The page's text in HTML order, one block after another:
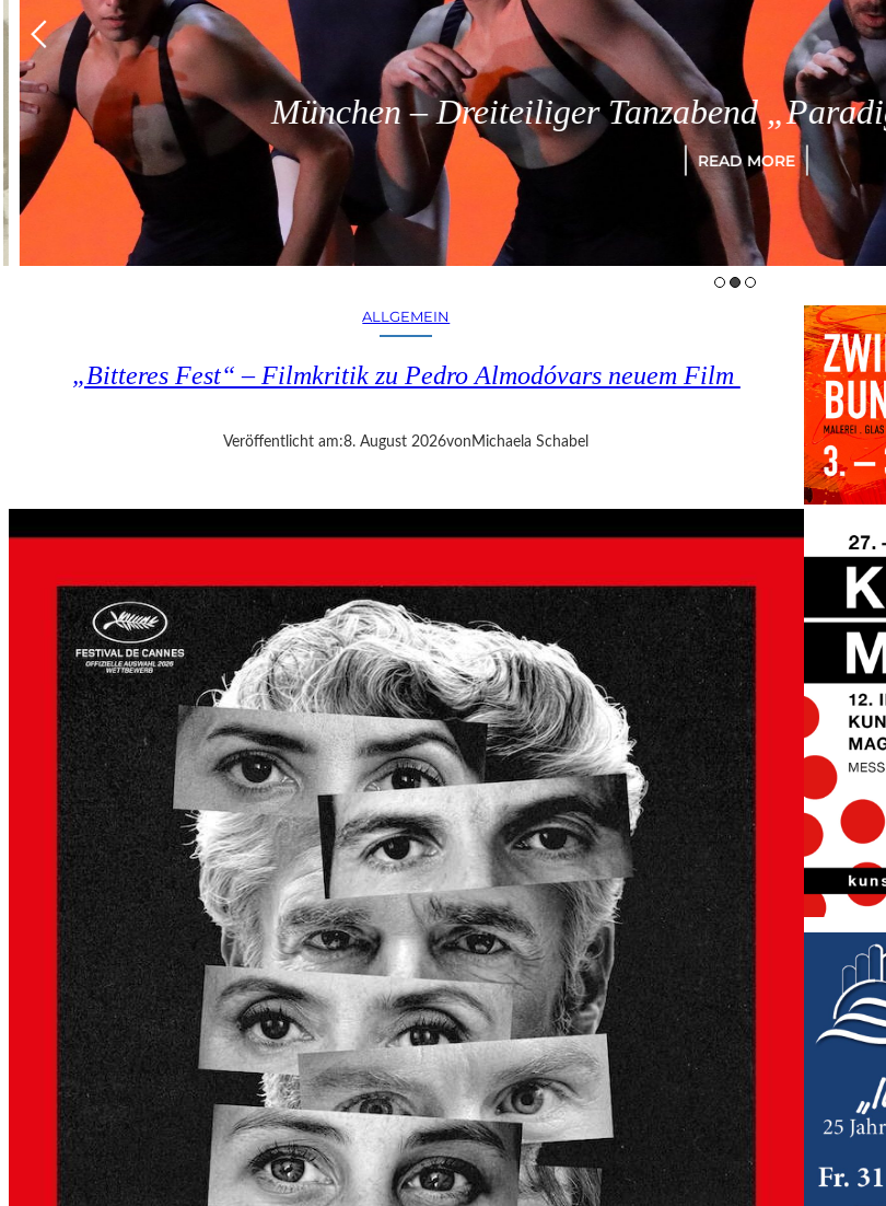
München – Dreiteiliger Tanzabend
READ MORE
ALLGEMEIN
„Bitteres Fest“ – Filmkritik zu Pedro Almodóvars neuem Film
Veröffentlicht am:8. August 2026von Michaela Schabel